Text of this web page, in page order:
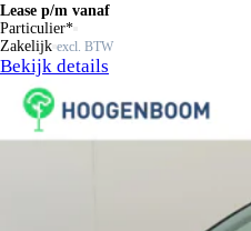
Lease p/m vanaf
Particulier*
Zakelijk excl. BTW
Bekijk details